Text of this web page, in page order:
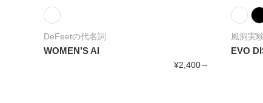
DeFeetの代名詞
WOMEN’S AI
¥2,400～
風洞実
EVO